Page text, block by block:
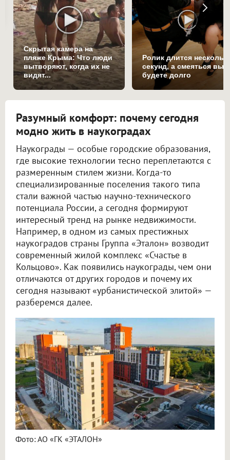
Скрытая камера на
пляже Крыма: Что люди
вытворяют, когда их не
видят...
Ролик длится
секунд, а смеяться вы
будете долго
Разумный комфорт: почему сегодня
модно жить в наукоградах
Наукограды — особые городские образования,
где высокие технологии тесно переплетаются с
размеренным стилем жизни. Когда-то
специализированные поселения такого типа
стали важной частью научно-технического
потенциала России, а сегодня формируют
интересный тренд на рынке недвижимости.
Например, в одном из самых престижных
наукоградов страны Группа «Эталон» возводит
современный жилой комплекс «Счастье в
Кольцово». Как появились наукограды, чем они
отличаются от других городов и почему их
сегодня называют «урбанистической элитой» —
разберемся далее.
Фото: АО «ГК «ЭТАЛОН»